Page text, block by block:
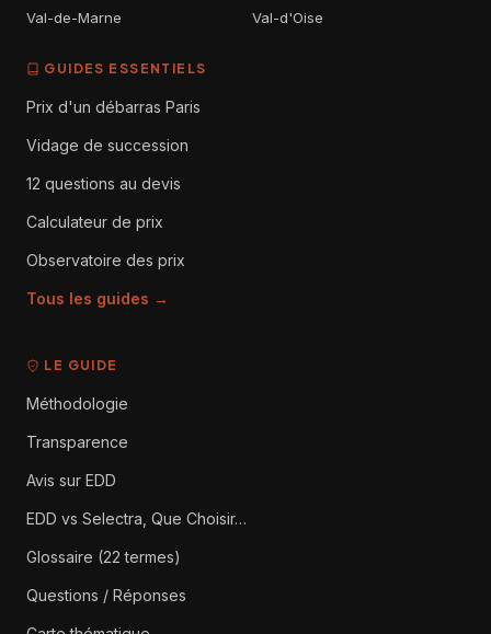
Val-de-Marne Val-d'Oise
GUIDES ESSENTIELS
Prix d'un débarras Paris
Vidage de succession
12 questions au devis
Calculateur de prix
Observatoire des prix
Tous les guides →
LE GUIDE
Méthodologie
Transparence
Avis sur EDD
EDD vs Selectra, Que Choisir…
Glossaire (22 termes)
Questions / Réponses